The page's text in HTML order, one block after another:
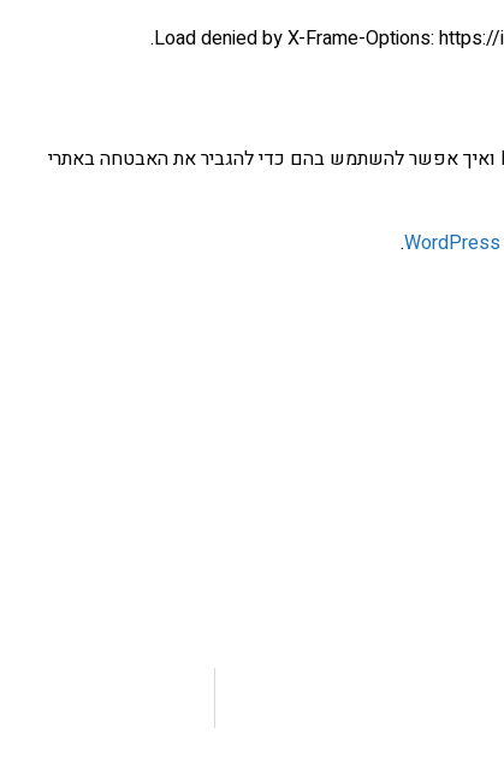
במאמר הבא אני אמשיך לכתוב על HTTP headers ואיך אפשר להשתמש בהם כדי להגביר את האבטחה באתרי
.